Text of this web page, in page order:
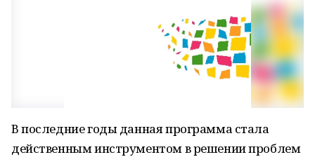
В последние годы данная программа стала
действенным инструментом в решении проблем